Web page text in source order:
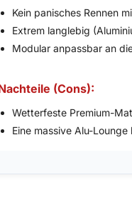
Kein panisches Rennen
Extrem langlebig
Modular anpassbar an
(Cons):
Wetterfeste Premium-
Eine massive Alu-